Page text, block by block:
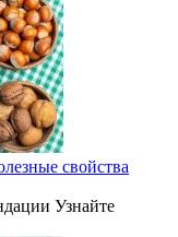
свойства
Узнайте